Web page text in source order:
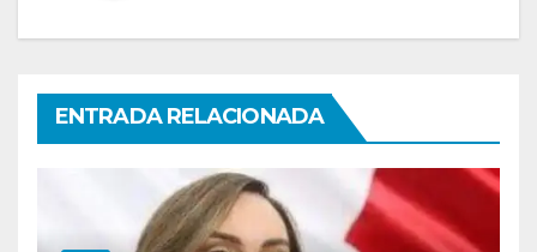
ENTRADA RELACIONADA